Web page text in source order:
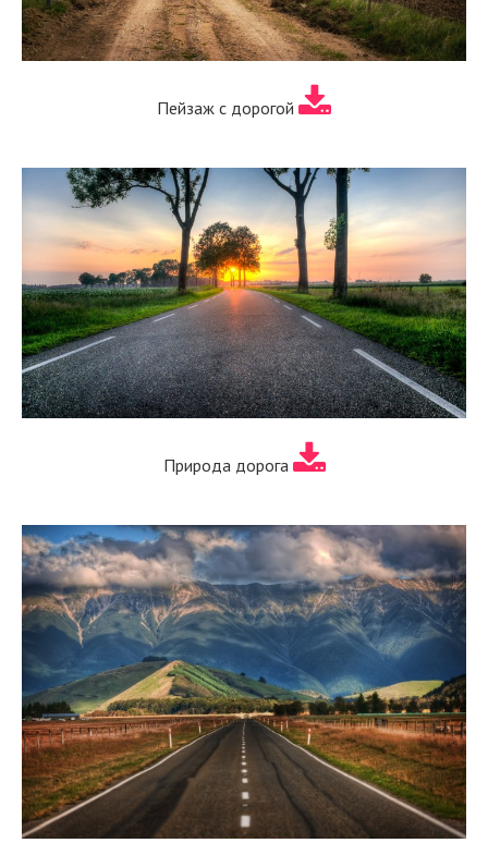
Пейзаж с дорогой
Природа дорога